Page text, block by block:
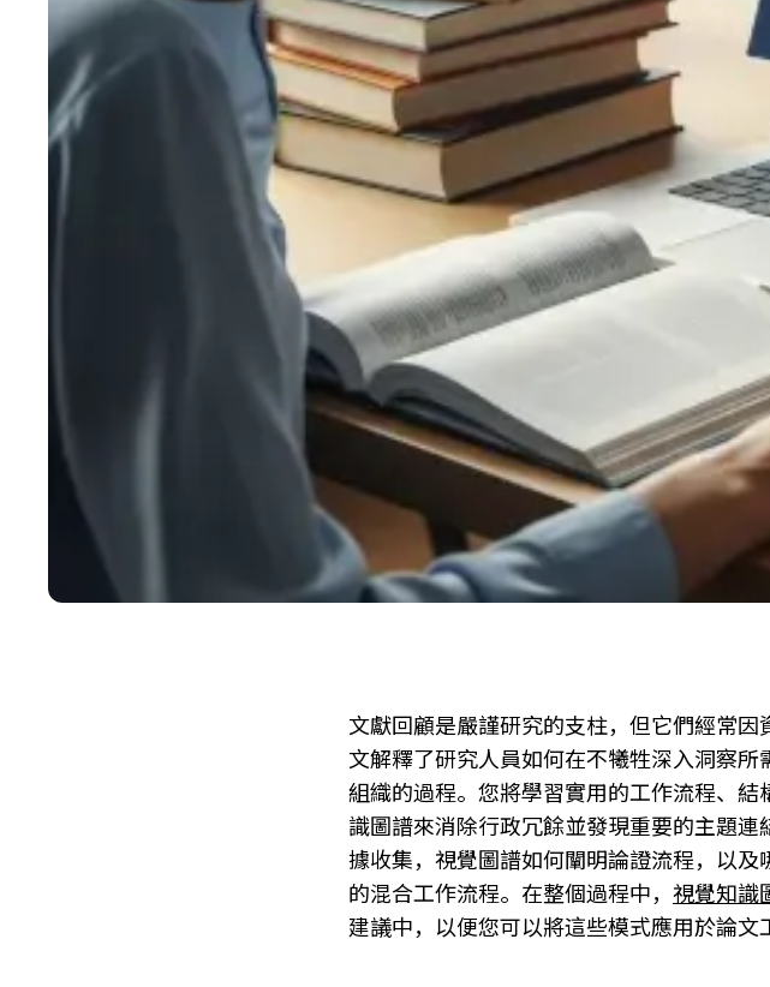
文獻回顧是嚴謹研究的支柱，但它們經常
文解釋了研究人員如何在不犧牲深入洞察
組織的過程。您將學習實用的工作流程、
識圖譜來消除行政冗餘並發現重要的主題
據收集，視覺圖譜如何闡明論證流程，以
的混合工作流程。在整個過程中， 視覺知識
建議中，以便您可以將這些模式應用於論文